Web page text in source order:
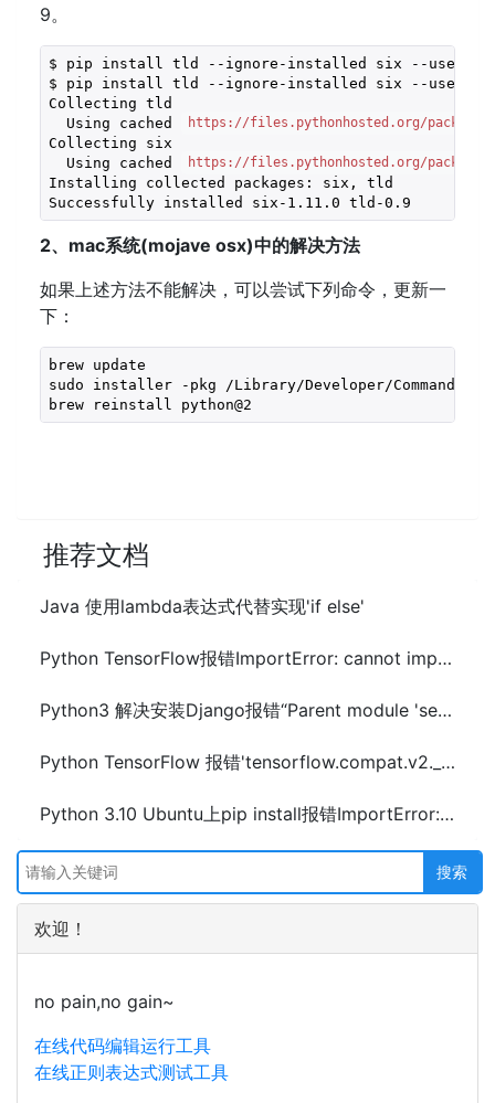
9。
$ pip install tld --ignore-installed six --user
$ pip install tld --ignore-installed six --user
Collecting tld
  Using cached
https://files.pythonhosted.org/
Collecting six
  Using cached
https://files.pythonhosted.org/
Installing collected packages: six, tld
Successfully installed six -1.11 .0 tld -0.9
2、mac系统(mojave osx)中的解决方法
如果上述方法不能解决，可以尝试下列命令，更新一
下：
brew update
sudo installer -pkg /Library/Developer/
brew reinstall python@2
推荐文档
Java 使用lambda表达式代替实现'if else'
Python TensorFlow报错ImportError: cannot import name 'BatchNormalization'解决方法
Python3 解决安装Django报错“Parent module 'setuptools' not loaded”方法
Python TensorFlow 报错'tensorflow.compat.v2.__internal__' has no attribute 'tf2'解决方法
Python 3.10 Ubuntu上pip install报错ImportError: cannot import name 'html5lib'解决方法
欢迎！
no pain,no gain~
在线代码编辑运行工具
在线正则表达式测试工具